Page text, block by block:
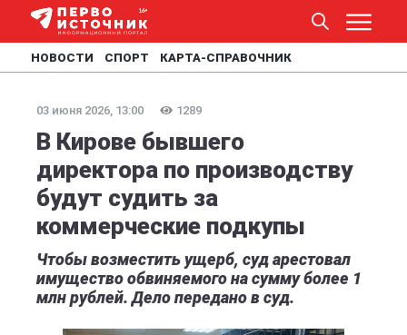
НОВОСТИ СПОРТ КАРТА-СПРАВОЧНИК
03 июня 2026, 13:00 1289
В Кирове бывшего
директора по производству
будут судить за
коммерческие подкупы
Чтобы возместить ущерб, суд арестовал
имущество обвиняемого на сумму более 1
млн рублей. Дело передано в суд.